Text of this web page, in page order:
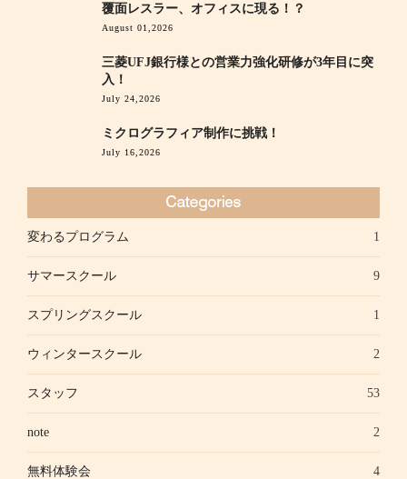
覆面レスラー、オフィスに現る！？
August 01,2026
三菱UFJ銀行様との営業力強化研修が3年目に突
入！
July 24,2026
ミクログラフィア制作に挑戦！
July 16,2026
変わるプログラム 1
サマースクール 9
スプリングスクール 1
ウィンタースクール 2
スタッフ 53
note 2
無料体験会 4